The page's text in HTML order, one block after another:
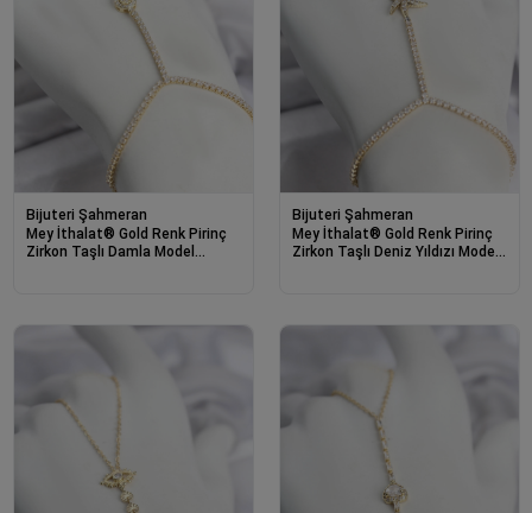
Bijuteri Şahmeran
Mey İthalat® Gold Renk Pirinç
Zirkon Taşlı Damla Model
Bijuteri Şahmeran
Mey İthalat® Gold Renk Pirinç
Zirkon Taşlı Deniz Yıldızı Model